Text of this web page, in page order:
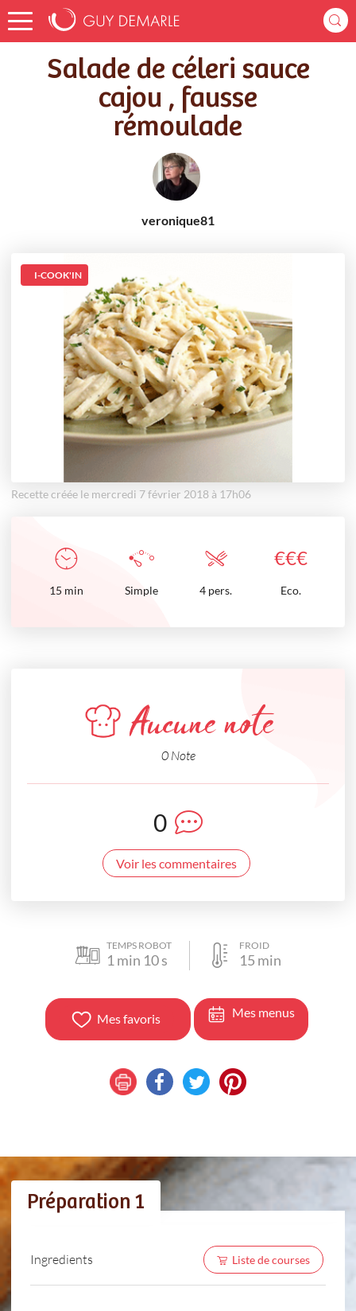
Accueil
Recettes
Salade de céleri sauce cajou , fausse rémoulade
Salade de céleri sauce
cajou , fausse
rémoulade
veronique81
I-COOK'IN
Recette créée le mercredi 7 février 2018 à 17h06
€€€
15 min Simple 4 pers. Eco.
Aucune note
0 Note
0
Voir les commentaires
TEMPS ROBOT
1 min 10s
FROID
15 min
Mes favoris Mes menus
Préparation 1
Ingredients Liste de courses